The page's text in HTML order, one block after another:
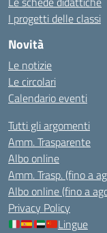
I progetti delle classi
Novità
Le notizie
Le circolari
Calendario eventi
Tutti gli argomenti
Amm. Trasparente
Albo online
Amm. Trasp. (fino a
Albo online (fino a
Privacy Policy
Lingue